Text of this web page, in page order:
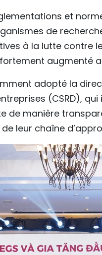
et
de
à la lutte contre
augmenté
adopté la
(CSRD),
de manière
leur chaîne